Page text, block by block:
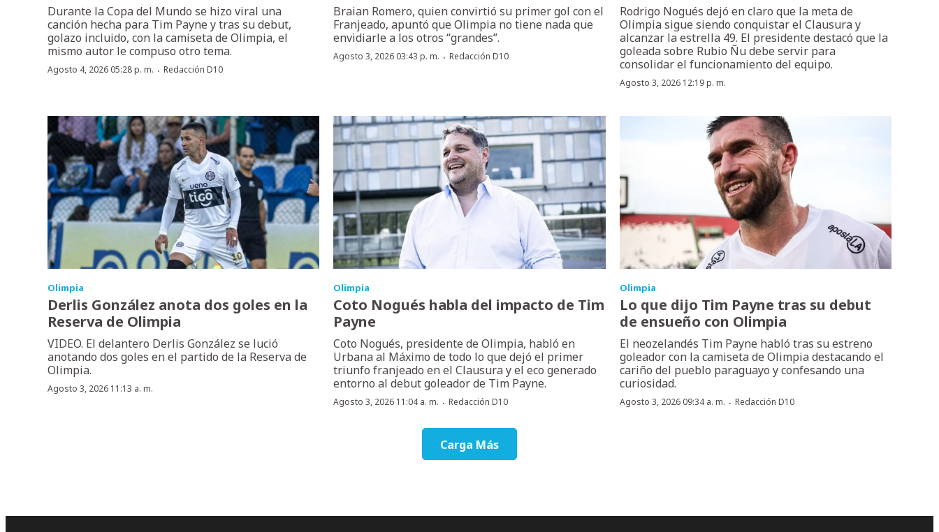
Durante la Copa del Mundo se hizo viral una
canción hecha para Tim Payne y tras su debut,
golazo incluido, con la camiseta de Olimpia, el
mismo autor le compuso otro tema.
Agosto 4, 2026 05:28 p. m. · Redacción D10
Braian Romero, quien convirtió su primer gol con el
Franjeado, apuntó que Olimpia no tiene nada que
envidiarle a los otros “grandes”.
Agosto 3, 2026 03:43 p. m. ·Redacción D10
Rodrigo Nogués dejó en claro que la meta de
Olimpia sigue siendo conquistar el Clausura y
alcanzar la estrella 49. El presidente destacó que la
goleada sobre Rubio Ñu debe servir para
consolidar el funcionamiento del equipo.
Agosto 3, 2026 12:19 p. m.
Olimpia
Derlis González anota dos goles en la
Reserva de Olimpia
VIDEO. El delantero Derlis González se lució
anotando dos goles en el partido de la Reserva de
Olimpia.
Agosto 3, 2026 11:13 a. m.
Olimpia
Coto Nogués habla del impacto de Tim
Payne
Coto Nogués, presidente de Olimpia, habló en
Urbana al Máximo de todo lo que dejó el primer
triunfo franjeado en el Clausura y el eco generado
entorno al debut goleador de Tim Payne.
Agosto 3, 2026 11:04 a. m. ·Redacción D10
Olimpia
Lo que dijo Tim Payne tras su debut
de ensueño con Olimpia
El neozelandés Tim Payne habló tras su estreno
goleador con la camiseta de Olimpia destacando el
cariño del pueblo paraguayo y confesando una
curiosidad.
Agosto 3, 2026 09:34 a. m. · Redacción D10
Carga Más